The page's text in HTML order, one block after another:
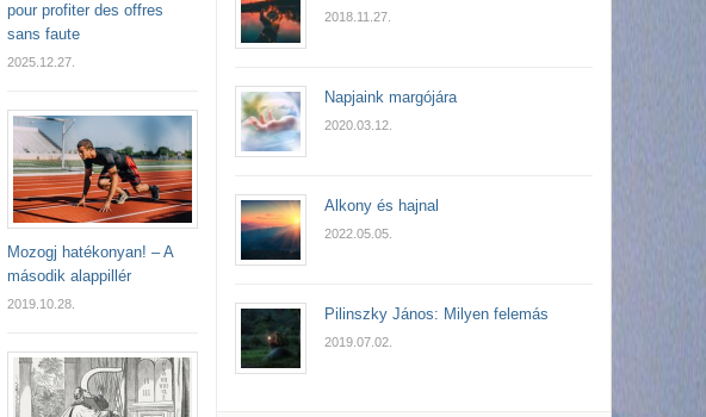
pour profiter des offres
sans faute
2025.12.27.
Mozogj hatékonyan! – A
második alappillér
2019.10.28.
2018.11.27.
Napjaink margójára
2020.03.12.
Alkony és hajnal
2022.05.05.
Pilinszky János: Milyen felemás
2019.07.02.